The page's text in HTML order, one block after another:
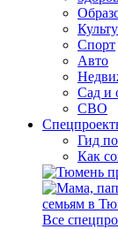
Спорт
Авто
Сад и
СВО
Гид
Как
Все